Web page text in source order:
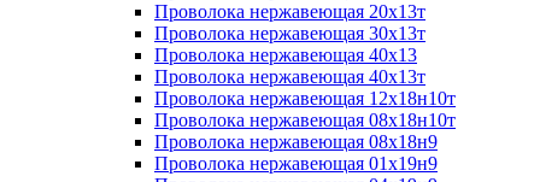
Проволока нержавеющая 20х13т
Проволока нержавеющая 30х13т
Проволока нержавеющая 40х13
Проволока нержавеющая 40х13т
Проволока нержавеющая 12х18н10т
Проволока нержавеющая 08х18н10т
Проволока нержавеющая 08х18н9
Проволока нержавеющая 01х19н9